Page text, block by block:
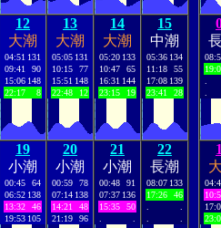
12
大潮
04:51 131
09:41
90
15:06 148
22:17
8
13
大潮
05:05 131
10:15
77
15:51 148
22:48
12
14
大潮
05:20 133
10:47
65
16:31 144
23:15
19
15
中潮
05:36 134
11:18
55
17:08 139
23:41
28
19
小潮
00:45
64
06:52 138
13:32
46
19:53 105
20
小潮
00:59
78
07:14 138
14:21
48
21:19
96
21
小潮
00:48
91
07:37 136
15:35
50
22
長潮
08:07 133
17:26
46